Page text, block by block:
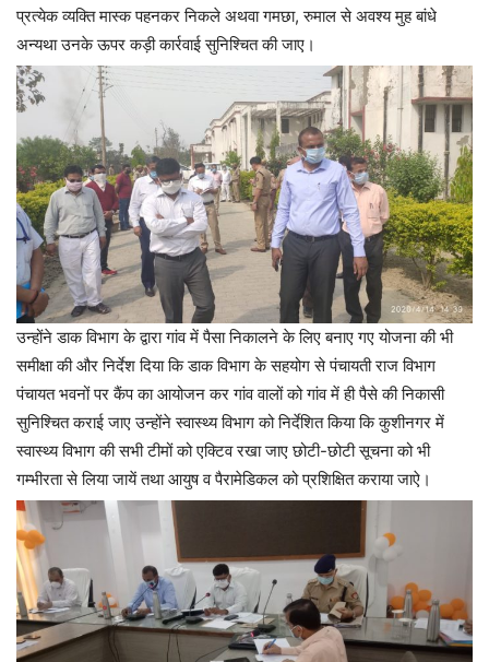
प्रत्येक व्यक्ति मास्क पहनकर निकले अथवा गमछा, रुमाल से अवश्य मुह बांधे
अन्यथा उनके ऊपर कड़ी कार्रवाई सुनिश्चित की जाए।
उन्होंने डाक विभाग के द्वारा गांव में पैसा निकालने के लिए बनाए गए योजना की भी
समीक्षा की और निर्देश दिया कि डाक विभाग के सहयोग से पंचायती राज विभाग
पंचायत भवनों पर कैंप का आयोजन कर गांव वालों को गांव में ही पैसे की निकासी
सुनिश्चित कराई जाए उन्होंने स्वास्थ्य विभाग को निर्देशित किया कि कुशीनगर में
स्वास्थ्य विभाग की सभी टीमों को एक्टिव रखा जाए छोटी-छोटी सूचना को भी
गम्भीरता से लिया जायें तथा आयुष व पैरामेडिकल को प्रशिक्षित कराया जाऐ।